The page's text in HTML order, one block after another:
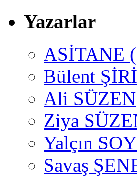
Yazarlar
ASİTANE
Bülent
Ali SÜZEN
Ziya
Yalçın
Savaş